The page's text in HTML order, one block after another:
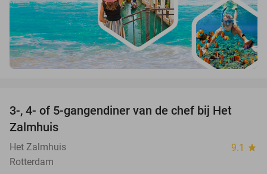
34%
3-, 4- of 5-gangendiner van de chef bij Het
Zalmhuis
Het Zalmhuis 9.1 star
Rotterdam